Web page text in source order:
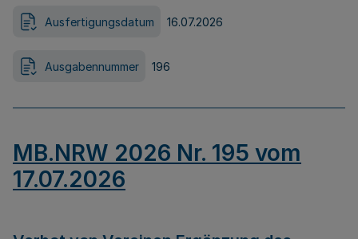
Ausfertigungsdatum 16.07.2026
Ausgabennummer 196
MB.NRW 2026 Nr. 195 vom
17.07.2026